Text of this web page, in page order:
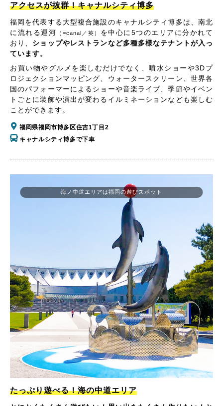
アクセスが抜群！キャナルシティ博多
福岡を代表する大型複合施設のキャナルシティ博多は、南北
に流れる運河 （=canal／英）
を中心に5つのエリアに分かれて
おり、 ショップやレストランなど多種多様なテナントが入っ
ています。
お買い物やグルメを楽しむだけでなく、噴水ショーや3Dプ
ロジェクションマッピング、ウォータースクリーン、世界各
国のパフォーマーによるショーや音楽ライブ、季節やイベン
トごとに装飾や演出が変わるイルミネーションなども楽しむ
ことができます。
福岡県福岡市博多区住吉1丁目2
キャナルシティ博多で下車
海ノ中道エリアは福岡の遊びスポット
たっぷり遊べる！海の中道エリア